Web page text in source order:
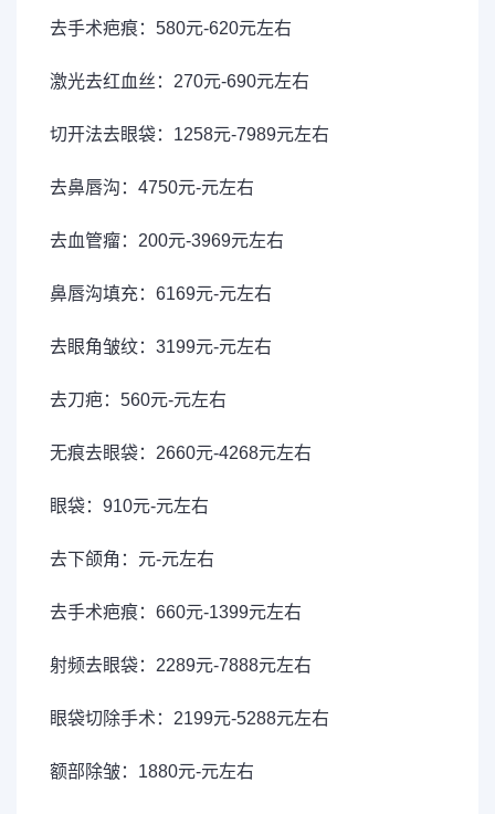
去手术疤痕：580元-620元左右
激光去红血丝：270元-690元左右
切开法去眼袋：1258元-7989元左右
去鼻唇沟：4750元-元左右
去血管瘤：200元-3969元左右
鼻唇沟填充：6169元-元左右
去眼角皱纹：3199元-元左右
去刀疤：560元-元左右
无痕去眼袋：2660元-4268元左右
眼袋：910元-元左右
去下颌角：元-元左右
去手术疤痕：660元-1399元左右
射频去眼袋：2289元-7888元左右
眼袋切除手术：2199元-5288元左右
额部除皱：1880元-元左右